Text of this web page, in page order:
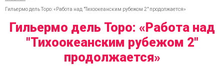
Гильермо дель Торо: «Работа над "Тихоокеанским рубежом 2" продолжается»
Гильермо дель Торо: «Работа над
"Тихоокеанским рубежом 2"
продолжается»